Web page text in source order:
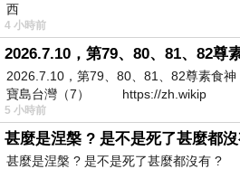
西
4 小時前
2026.7.10，第79、80、81、82尊素食
寶島台灣（7） https://zh.wikip
5 小時前
甚麼是涅槃 ? 是不是死了甚麼都
甚麼是涅槃 ? 是不是死了甚麼都沒有 ?